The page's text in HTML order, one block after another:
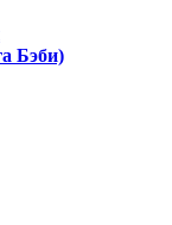
Бэби)